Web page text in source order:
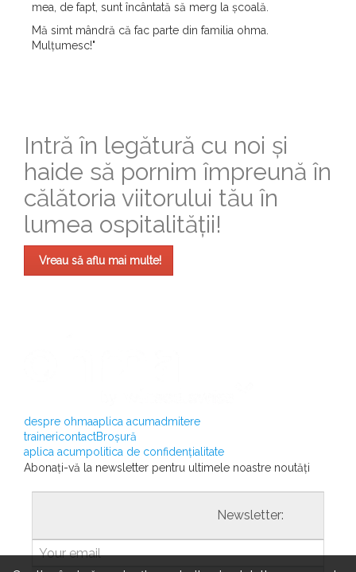
mea, de fapt, sunt încântată să merg la școală.
Mă simt mândră că fac parte din familia ohma.
Mulțumesc!"
Intră în legătură cu noi și
haide să pornim împreună în
călătoria viitorului tău în
lumea ospitalității!
Vreau să aflu mai multe!
despre ohmaaplica acumadmitere
trainericontactBroșură
aplica acumpolitica de confidențialitate
Abonați-vă la newsletter pentru ultimele noastre noutăți